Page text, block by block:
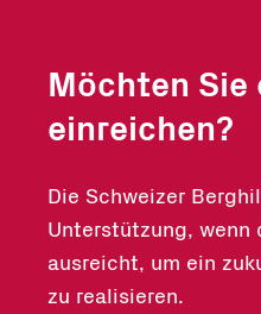
Möchten
einreichen?
Die Schweizer
Unterstützung, wenn
ausreicht, um ein
zu realisieren.